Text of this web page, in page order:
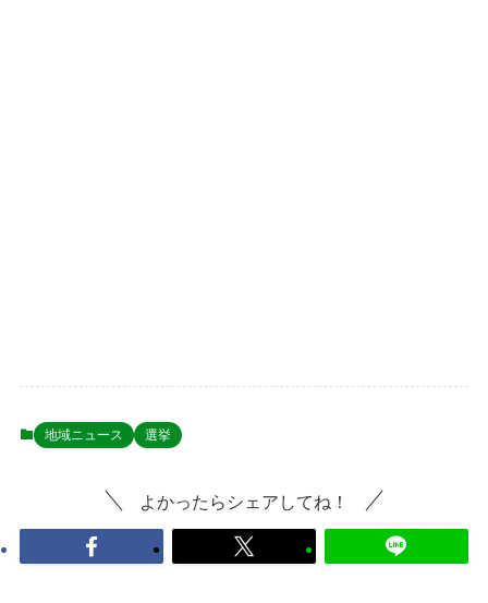
地域ニュース 選挙
よかったらシェアしてね！